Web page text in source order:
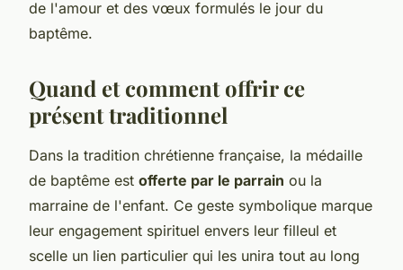
de l'amour et des vœux formulés le jour du
baptême.
Quand et comment offrir ce
présent traditionnel
Dans la tradition chrétienne française, la médaille
de baptême est offerte par le parrain ou la
marraine de l'enfant. Ce geste symbolique marque
leur engagement spirituel envers leur filleul et
scelle un lien particulier qui les unira tout au long